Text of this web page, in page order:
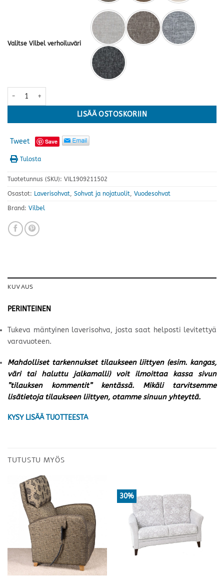
Valitse Vilbel verhoiluväri
Konsta 3-ist. laverisohva · useita värejä määrä
LISÄÄ OSTOSKORIIN
Tweet Save
Tulosta
Tuotetunnus (SKU): VIL1909211502
Osastot: Laverisohvat, Sohvat ja nojatuolit, Vuodesohvat
Brand: Vilbel
KUVAUS
PERINTEINEN
Tukeva mäntyinen laverisohva, josta saat helposti levitettyä
varavuoteen.
Mahdolliset tarkennukset tilaukseen liittyen (esim. kangas,
väri tai haluttu jalkamalli) voit ilmoittaa kassa sivun
”tilauksen kommentit” kentässä. Mikäli tarvitsemme
lisätietoja tilaukseen liittyen, otamme sinuun yhteyttä.
KYSY LISÄÄ TUOTTEESTA
TUTUSTU MYÖS
30%